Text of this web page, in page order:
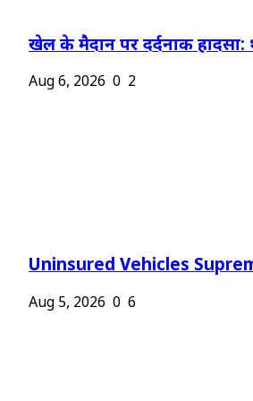
खेल के मैदान पर दर्दनाक हादसा:
Aug 6, 2026 0 2
Uninsured Vehicles
Aug 5, 2026 0 6